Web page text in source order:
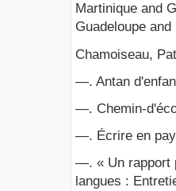
Martinique and
Guadeloupe
Chamoiseau,
—. Antan
—. Chemin-
—. Écrire en
—. « Un rapport
langues :